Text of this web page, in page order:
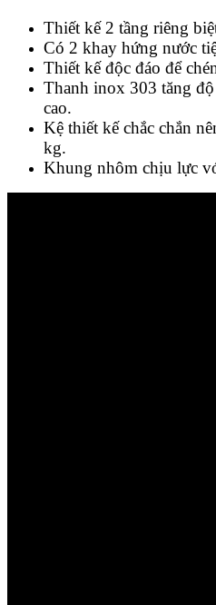
Thiết kế 2 tầng riêng
Có 2 khay hứng nước
Thiết kế độc đáo để
Thanh inox 303 tăng
cao.
Kệ thiết kế chắc chắn
kg.
Khung nhôm chịu lực